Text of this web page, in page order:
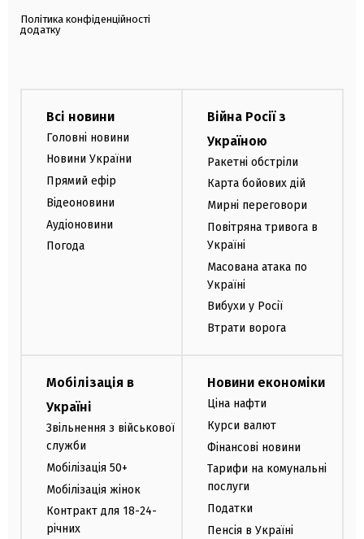
Політика конфіденційності
додатку
Всі новини
Головні новини
Новини України
Прямий ефір
Відеоновини
Аудіоновини
Погода
Війна Росії з
Україною
Ракетні обстріли
Карта бойових дій
Мирні переговори
Повітряна тривога в
Україні
Масована атака по
Україні
Вибухи у Росії
Втрати ворога
Мобілізація в
Україні
Звільнення з військової
служби
Мобілізація 50+
Мобілізація жінок
Контракт для 18-24-
річних
Новини економіки
Ціна нафти
Курси валют
Фінансові новини
Тарифи на комунальні
послуги
Податки
Пенсія в Україні